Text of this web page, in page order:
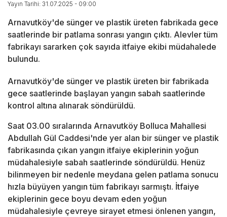
Yayın Tarihi: 31.07.2025 - 09:00
Arnavutköy'de sünger ve plastik üreten fabrikada gece
saatlerinde bir patlama sonrası yangın çıktı. Alevler tüm
fabrikayı sararken çok sayıda itfaiye ekibi müdahalede
bulundu.
Arnavutköy'de sünger ve plastik üreten bir fabrikada
gece saatlerinde başlayan yangın sabah saatlerinde
kontrol altına alınarak söndürüldü.
Saat 03.00 sıralarında Arnavutköy Bolluca Mahallesi
Abdullah Gül Caddesi'nde yer alan bir sünger ve plastik
fabrikasında çıkan yangın itfaiye ekiplerinin yoğun
müdahalesiyle sabah saatlerinde söndürüldü. Henüz
bilinmeyen bir nedenle meydana gelen patlama sonucu
hızla büyüyen yangın tüm fabrikayı sarmıştı. İtfaiye
ekiplerinin gece boyu devam eden yoğun
müdahalesiyle çevreye sirayet etmesi önlenen yangın,